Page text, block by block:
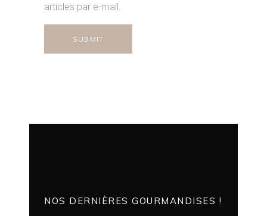
articles par e-mail.
NOS DERNIÈRES GOURMANDISES !